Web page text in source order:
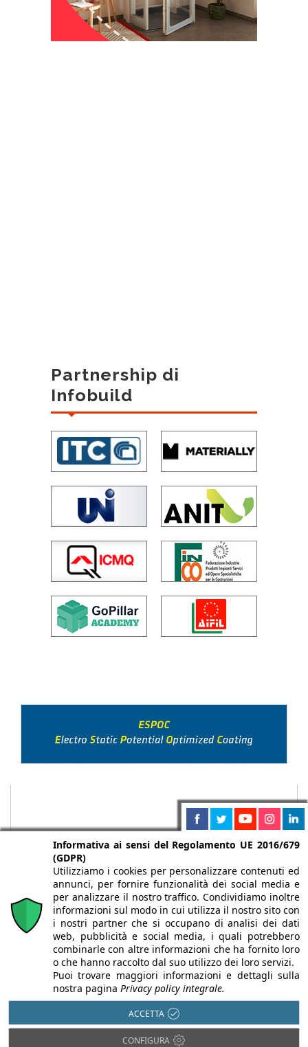
Partnership di
Infobuild
Chi siamo Autori Per la tua pubblicità
Iscriviti alla
newsletter
Infobuild è testata registrata presso il Tribunale di Milano al n° 63
Informativa ai sensi del Regolamento UE 2016/679
(GDPR)
Utilizziamo i cookies per personalizzare contenuti ed
annunci, per fornire funzionalità dei social media e
per analizzare il nostro traffico. Condividiamo inoltre
informazioni sul modo in cui utilizza il nostro sito con
i nostri partner che si occupano di analisi dei dati
web, pubblicità e social media, i quali potrebbero
combinarle con altre informazioni che ha fornito loro
o che hanno raccolto dal suo utilizzo dei loro servizi.
Puoi trovare maggiori informazioni e dettagli sulla
nostra pagina Privacy policy integrale.
ACCETTA
CONFIGURA